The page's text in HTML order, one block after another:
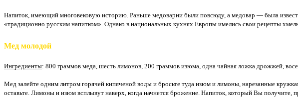
Напиток, имеющий многовековую историю. Раньше медоварни были повсюду, а медовар — была
«традиционно русским напитком». Однако в национальных кухнях Европы имелись свои рецепты
Мед молодой
Ингредиенты: 800 граммов меда, шесть лимонов, 200 граммов изюма, одна чайная ложка дрожжей,
Мед залейте одним литром горячей кипяченой воды и бросьте туда изюм и лимоны, нарезанные
оставьте. Лимоны и изюм всплывут наверх, когда начнется брожение. Напиток, который Вы получите,